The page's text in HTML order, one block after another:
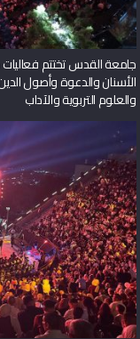
جامعة القدس تختتم
الأسنان والدعوة وأصول
والعلوم التربوية والآداب